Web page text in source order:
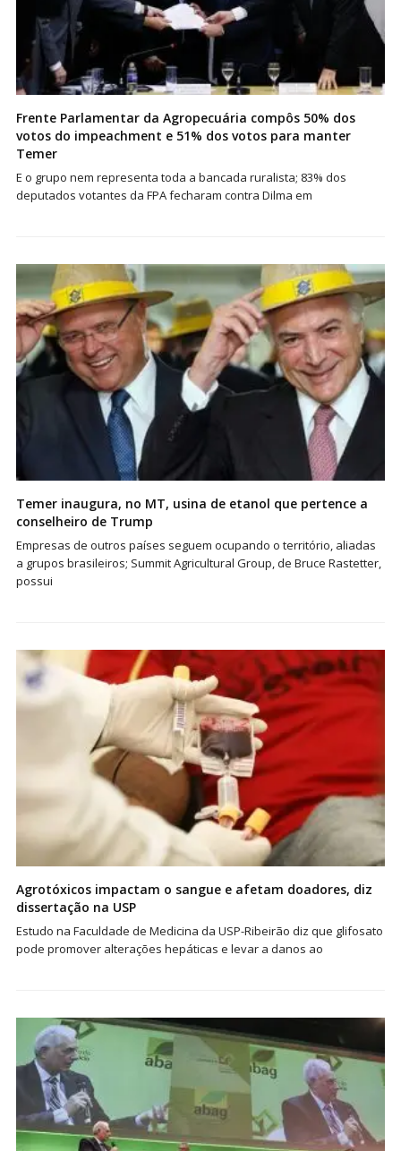
Frente Parlamentar da Agropecuária compôs 50% dos
votos do impeachment e 51% dos votos para manter
Temer
E o grupo nem representa toda a bancada ruralista; 83% dos
deputados votantes da FPA fecharam contra Dilma em
Temer inaugura, no MT, usina de etanol que pertence a
conselheiro de Trump
Empresas de outros países seguem ocupando o território, aliadas
a grupos brasileiros; Summit Agricultural Group, de Bruce Rastetter,
possui
Agrotóxicos impactam o sangue e afetam doadores, diz
dissertação na USP
Estudo na Faculdade de Medicina da USP-Ribeirão diz que glifosato
pode promover alterações hepáticas e levar a danos ao